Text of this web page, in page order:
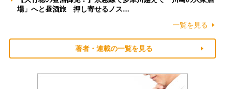
場」へと昼酒旅 押し寄せるノス…
一覧を見る
著者・連載の一覧を見る